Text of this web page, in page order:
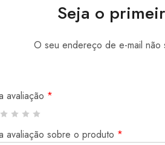
Seja o
O seu endereço de e-mail não
avaliação *
avaliação sobre o produto *